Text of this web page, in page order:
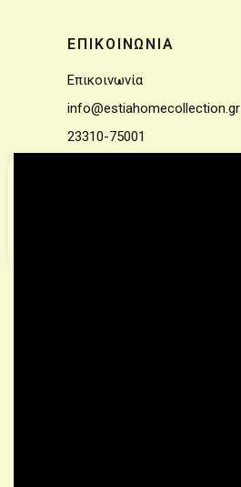
ΕΠΙΚΟΙΝΩΝΙΑ
Επικοινωνία
info@estiahomecollection.gr
23310-75001